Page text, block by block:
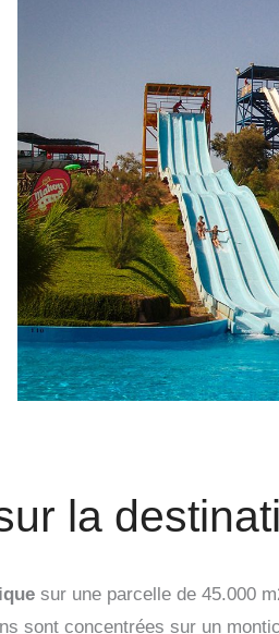
la
sur une parcelle de 45.000
sont concentrées sur un